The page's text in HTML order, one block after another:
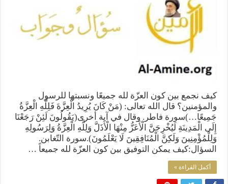
كيف نجمع بين كون العزّة لله جميعًا ونسبتها للرسول
والمؤمنين؟ قال الله تعالى: (مَنْ كَانَ يُرِيدُ الْعِزَّةَ فَلِلَّهِ الْعِزَّةُ
جَمِيعًا…)سورة فاطر. وقال في آية أخرى(يَقُولُونَ لَئِنْ رَجَعْنَا
إِلَى الْمَدِينَةِ لَيُخْرِجَنَّ الْأَعَزُّ مِنْهَا الْأَذَلَّ وَلِلَّهِ الْعِزَّةُ وَلِرَسُولِهِ
وَلِلْمُؤْمِنِينَ وَلَكِنَّ الْمُنَافِقِينَ لَا يَعْلَمُونَ).سورة التّغابن.
السؤال:كيف يمكن التوفيق بين كون العزّة لله جميعاً …
أكمل القراءة »